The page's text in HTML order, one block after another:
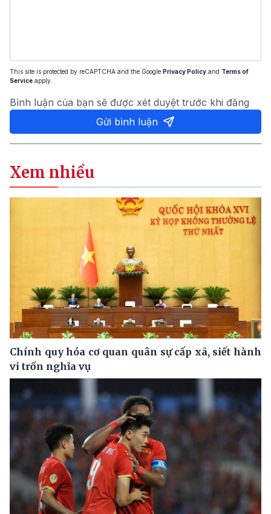
This site is protected by reCAPTCHA and the Google Privacy Policy and Terms of
Service apply.
Bình luận của bạn sẽ được xét duyệt trước khi đăng
Gửi bình luận
Xem nhiều
Chính quy hóa cơ quan quân sự cấp xã, siết hành
vi trốn nghĩa vụ